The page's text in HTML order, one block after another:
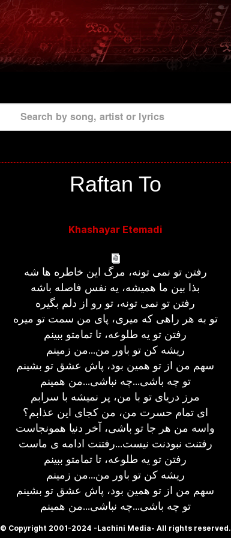
Search by song, artist or lyrics
Raftan To
Khashayar Etemadi
رفتن تو نمی تونه، مرگ این خاطره ها شه
بذا بین ما همیشه، یه نفس فاصله باشه
رفتن تو نمی تونه، تو رو از دلم بگیره
تو به هر راهی که میری، پای من سمت تو میره
رفتن تو یه طلوعه، تا تمامتو ببینم
ریشه کن تو باور من...من زمینم
سهم من از تو همین بود، پاش عشق تو بشینم
تو چه باشی...چه نباشی...من همینم
مرز دریای تو با من، پر نمیشه با سرابم
ای تمام حسرت من، من کجای این عذابم؟
واسه من هر جا تو باشی، آخر دنیا همونجاست
رفتنت نبودنت نیست...رفتنت ادامه ی ماست
رفتن تو یه طلوعه، تا تمامتو ببینم
ریشه کن تو باور من...من زمینم
سهم من از تو همین بود، پاش عشق تو بشینم
تو چه باشی...چه نباشی...من همینم
© Copyright 2001-2024 -Lachini Media- All rights reserved.